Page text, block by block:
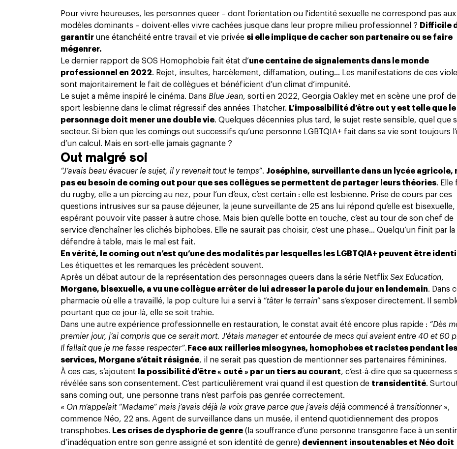
Pour vivre heureuses, les personnes queer – dont l'orientation ou l'identité sexuelle ne correspond pas aux
modèles dominants – doivent-elles vivre cachées jusque dans leur propre milieu professionnel ? Difficile
garantir une étanchéité entre travail et vie privée si elle implique de cacher son partenaire ou se faire
mégenrer.
Le dernier rapport de SOS Homophobie fait état d’une centaine de signalements dans le monde
professionnel en 2022. Rejet, insultes, harcèlement, diffamation, outing… Les manifestations de ces
sont majoritairement le fait de collègues et bénéficient d’un climat d’impunité.
Le sujet a même inspiré le cinéma. Dans Blue Jean, sorti en 2022, Georgia Oakley met en scène une prof de
sport lesbienne dans le climat régressif des années Thatcher. L’impossibilité d’être out y est telle que le
personnage doit mener une double vie. Quelques décennies plus tard, le sujet reste sensible, quel que
secteur. Si bien que les comings out successifs qu’une personne LGBTQIA+ fait dans sa vie sont toujours
d’un calcul. Mais en sort-elle jamais gagnante ?
Out malgré soi
“J’avais beau évacuer le sujet, il y revenait tout le temps”. Joséphine, surveillante dans un lycée agricole,
pas eu besoin de coming out pour que ses collègues se permettent de partager leurs théories. Elle
du rugby, elle a un piercing au nez, pour l’un d’eux, c’est certain : elle est lesbienne. Prise de cours par ces
questions intrusives sur sa pause déjeuner, la jeune surveillante de 25 ans lui répond qu’elle est bisexuelle,
espérant pouvoir vite passer à autre chose. Mais bien qu’elle botte en touche, c’est au tour de son chef de
service d’enchaîner les clichés biphobes. Elle ne saurait pas choisir, c’est une phase… Quelqu’un finit par la
défendre à table, mais le mal est fait.
En vérité, le coming out n’est qu’une des modalités par lesquelles les LGBTQIA+ peuvent être
Les étiquettes et les remarques les précèdent souvent.
Après un débat autour de la représentation des personnages queers dans la série Netflix Sex Education,
Morgane, bisexuelle, a vu une collègue arrêter de lui adresser la parole du jour en lendemain. Dans
pharmacie où elle a travaillé, la pop culture lui a servi à “tâter le terrain” sans s’exposer directement. Il
pourtant que ce jour-là, elle se soit trahie.
Dans une autre expérience professionnelle en restauration, le constat avait été encore plus rapide : “Dès
premier jour, j’ai compris que ce serait mort. J'étais manager et entourée de mecs qui avaient entre 40 et 60
Il fallait que je me fasse respecter”. Face aux railleries misogynes, homophobes et racistes pendant les
services, Morgane s’était résignée, il ne serait pas question de mentionner ses partenaires féminines.
À ces cas, s’ajoutent
la possibilité d’être « outé » par un tiers au courant, c’est-à-dire que sa queerness
révélée sans son consentement. C’est particulièrement vrai quand il est question de transidentité.
sans coming out, une personne trans n’est parfois pas genrée correctement.
« On m’appelait “Madame” mais j’avais déjà la voix grave parce que j’avais déjà commencé à transitionner »,
commence Néo, 22 ans. Agent de surveillance dans un musée, il entend quotidiennement des propos
transphobes. Les crises de dysphorie de genre (la souffrance d’une personne transgenre face à un
d’inadéquation entre son genre assigné et son identité de genre) deviennent insoutenables et Néo doit